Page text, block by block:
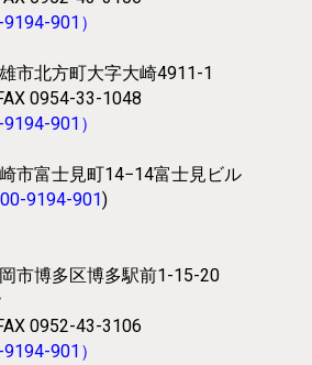
901 ）
市北方町大字大崎4911-1
0954-33-1048
901 ）
市富士見町14−14富士見ビル
9194-901)
市博多区博多駅前1-15-20
0952-43-3106
901 ）